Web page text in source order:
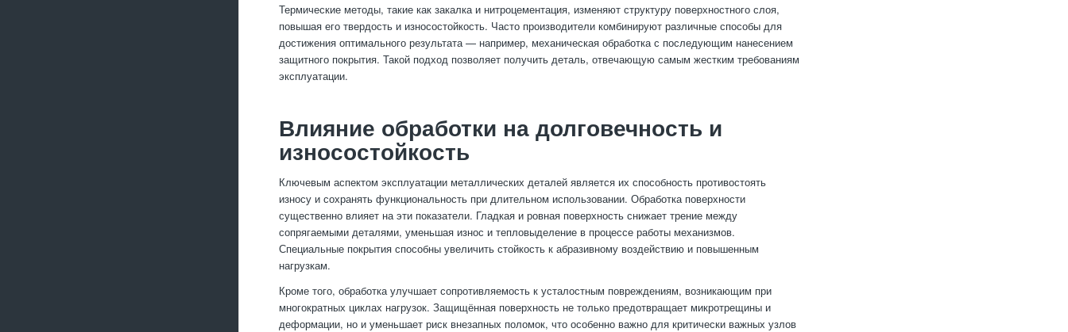
Термические методы, такие как закалка и нитроцементация, изменяют структуру поверхностного слоя,
повышая его твердость и износостойкость. Часто производители комбинируют различные способы для
достижения оптимального результата — например, механическая обработка с последующим нанесением
защитного покрытия. Такой подход позволяет получить деталь, отвечающую самым жестким требованиям
эксплуатации.
Влияние обработки на долговечность и
износостойкость
Ключевым аспектом эксплуатации металлических деталей является их способность противостоять
износу и сохранять функциональность при длительном использовании. Обработка поверхности
существенно влияет на эти показатели. Гладкая и ровная поверхность снижает трение между
сопрягаемыми деталями, уменьшая износ и тепловыделение в процессе работы механизмов.
Специальные покрытия способны увеличить стойкость к абразивному воздействию и повышенным
нагрузкам.
Кроме того, обработка улучшает сопротивляемость к усталостным повреждениям, возникающим при
многократных циклах нагрузок. Защищённая поверхность не только предотвращает микротрещины и
деформации, но и уменьшает риск внезапных поломок, что особенно важно для критически важных узлов